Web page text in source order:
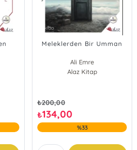
Meleklerden Bir Umman
Ali Emre
Alaz Kitap
₺200,00
₺134,00
%33